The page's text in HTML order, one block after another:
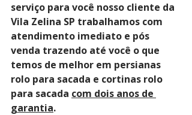
serviço para você nosso cliente da
Vila Zelina SP trabalhamos com
atendimento imediato e pós
venda trazendo até você o que
temos de melhor em persianas
rolo para sacada e cortinas rolo
para sacada com dois anos de
garantia.